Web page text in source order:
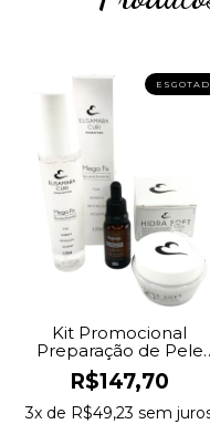
Kit Promocional
Preparação de Pele
Essencial
R$147,70
3x de R$49,23 sem